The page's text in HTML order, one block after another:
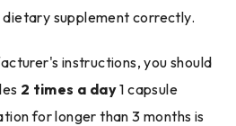
dietary supplement correctly.
instructions, you should
2 times a day1 capsule
for longer than 3 months is